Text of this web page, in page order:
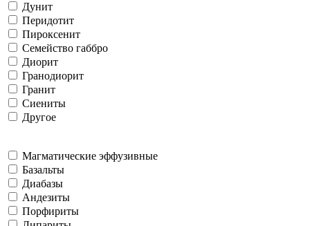
Дунит
Перидотит
Пироксенит
Семейство габбро
Диорит
Гранодиорит
Гранит
Сиениты
Другое
Магматические эффузивные
Базальты
Диабазы
Андезиты
Порфириты